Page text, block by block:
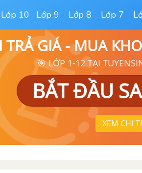
Lớp 10 Lớp 9 Lớp 8 Lớp 7
GIÁ - MUA
🎯 LỚP 1-12 TẠI
BẮT ĐẦU
XEM CHI